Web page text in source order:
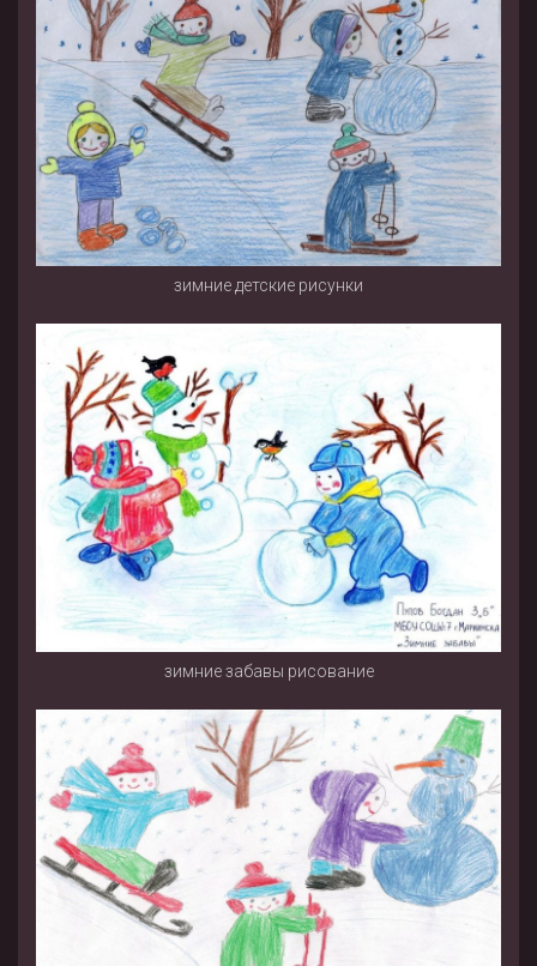
зимние детские рисунки
зимние забавы рисование